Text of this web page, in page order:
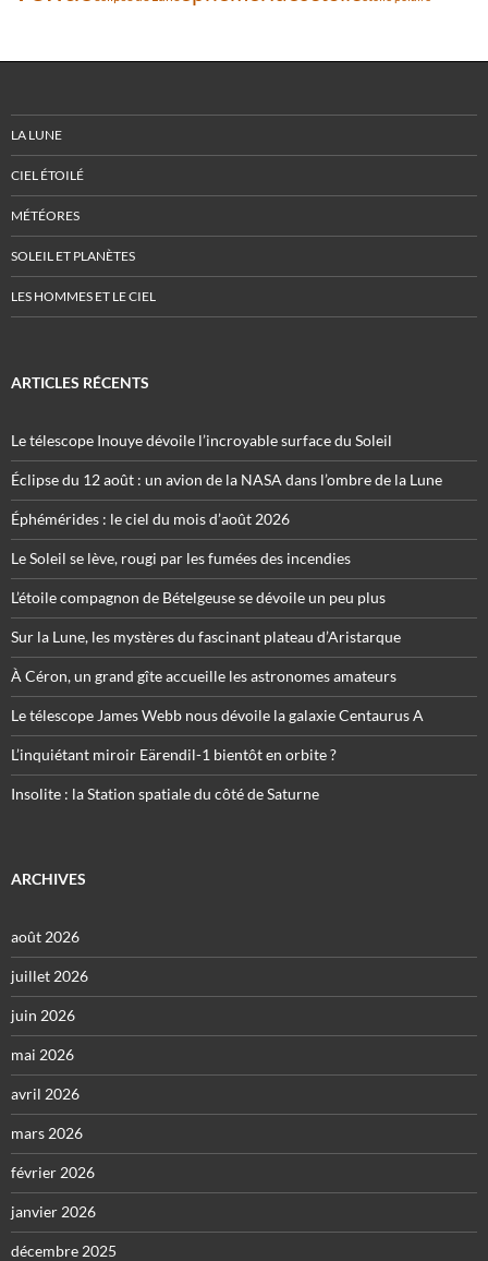
LA LUNE
CIEL ÉTOILÉ
MÉTÉORES
SOLEIL ET PLANÈTES
LES HOMMES ET LE CIEL
ARTICLES RÉCENTS
Le télescope Inouye dévoile l’incroyable surface du Soleil
Éclipse du 12 août : un avion de la NASA dans l’ombre de la Lune
Éphémérides : le ciel du mois d’août 2026
Le Soleil se lève, rougi par les fumées des incendies
L’étoile compagnon de Bételgeuse se dévoile un peu plus
Sur la Lune, les mystères du fascinant plateau d’Aristarque
À Céron, un grand gîte accueille les astronomes amateurs
Le télescope James Webb nous dévoile la galaxie Centaurus A
L’inquiétant miroir Eärendil-1 bientôt en orbite ?
Insolite : la Station spatiale du côté de Saturne
ARCHIVES
août 2026
juillet 2026
juin 2026
mai 2026
avril 2026
mars 2026
février 2026
janvier 2026
décembre 2025